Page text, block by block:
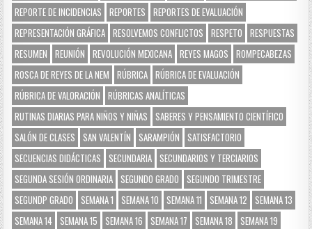
REPORTE DE INCIDENCIAS
REPORTES
REPORTES DE EVALUACIÓN
REPRESENTACIÓN GRÁFICA RESOLVEMOS CONFLICTOS RESPETO
RESPUESTAS
RESUMEN
REUNIÓN REVOLUCIÓN MEXICANA REYES MAGOS
ROMPECABEZAS
ROSCA DE REYES DE LA NEM
RÚBRICA RÚBRICA DE EVALUACIÓN
RÚBRICA DE VALORACIÓN
RÚBRICAS ANALÍTICAS
RUTINAS DIARIAS PARA NIÑOS Y NIÑAS
SABERES Y PENSAMIENTO CIENTÍFICO
SALÓN DE CLASES
SAN VALENTÍN SARAMPIÓN
SATISFACTORIO
SECUENCIAS DIDÁCTICAS
SECUNDARIA SECUNDARIOS Y TERCIARIOS
SEGUNDA SESIÓN ORDINARIA SEGUNDO GRADO
SEGUNDO TRIMESTRE
SEGUNDP GRADO
SEMANA 1 SEMANA 10 SEMANA 11 SEMANA 12
SEMANA 13
SEMANA 14
SEMANA 15 SEMANA 16 SEMANA 17 SEMANA 18
SEMANA 19